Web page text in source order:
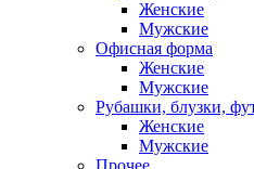
Женские
Мужские
Офисная форма
Женские
Мужские
Рубашки, блузки,
Женские
Мужские
Прочее